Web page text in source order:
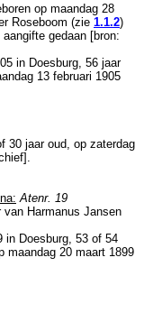
op maandag 28
Roseboom (zie 1.1.2)
gedaan [bron:
in Doesburg , 56 jaar
13 februari 1905
30 jaar oud, op zaterdag
].
Atenr. 19
van Harmanus Jansen
in Doesburg , 53 of 54
maandag 20 maart 1899